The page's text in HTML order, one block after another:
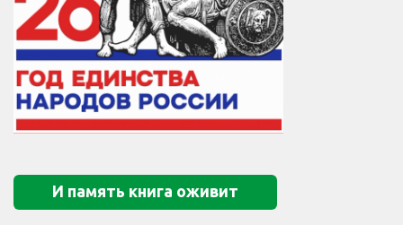
И память книга оживит